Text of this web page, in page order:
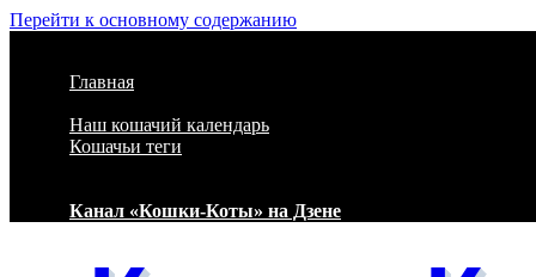
Перейти к основному содержанию
Главная
Наш кошачий календарь
Кошачьи теги
Канал «Кошки-Коты» на Дзене